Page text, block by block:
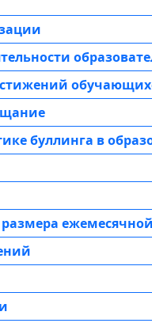
буллинга в